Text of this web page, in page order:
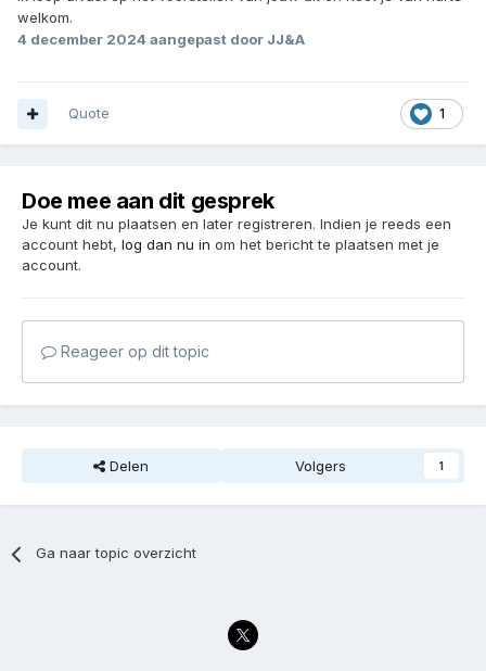
welkom.
4 december 2024 aangepast door JJ&A
1
Quote
Doe mee aan dit gesprek
Je kunt dit nu plaatsen en later registreren. Indien je reeds een
account hebt, log dan nu in om het bericht te plaatsen met je
account.
Reageer op dit topic
Delen Volgers 1
Ga naar topic overzicht